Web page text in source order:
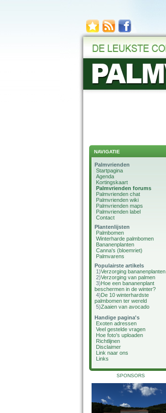
NAVIGATIE
Palmvrienden
Startpagina
Agenda
Kortingskaart
Palmvrienden forums
Palmvrienden chat
Palmvrienden wiki
Palmvrienden maps
Palmvrienden label
Contact
Plantenlijsten
Palmbomen
Winterharde palmbomen
Bananenplanten
Canna's (bloemriet)
Palmvarens
Populairste artikels
1)Verzorging bananenplanten
2)Verzorging van palmen
3)Hoe een bananenplant
beschermen in de winter?
4)De 10 winterhardste
palmbomen ter wereld
5)Zaaien van avocado
Handige pagina's
Exoten adressen
Veel gestelde vragen
Hoe foto's uploaden
Richtlijnen
Disclaimer
Link naar ons
Links
SPONSORS